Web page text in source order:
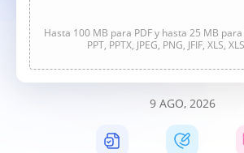
Hasta 100 MB para PDF y hasta 25 MB para
PPT, PPTX, JPEG, PNG, JFIF, XLS,
9 AGO, 2026